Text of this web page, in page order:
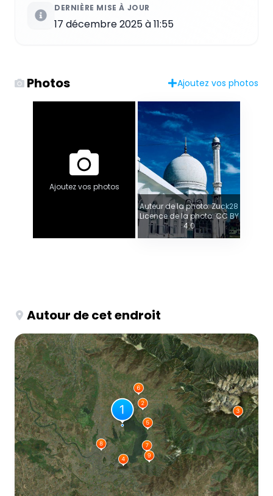
DERNIÈRE MISE À JOUR
17 décembre 2025 à 11:55
Photos Ajoutez vos photos
Ajoutez vos photos
Auteur de la photo: Zuck28
Licence de la photo: CC BY
4.0
Autour de cet endroit